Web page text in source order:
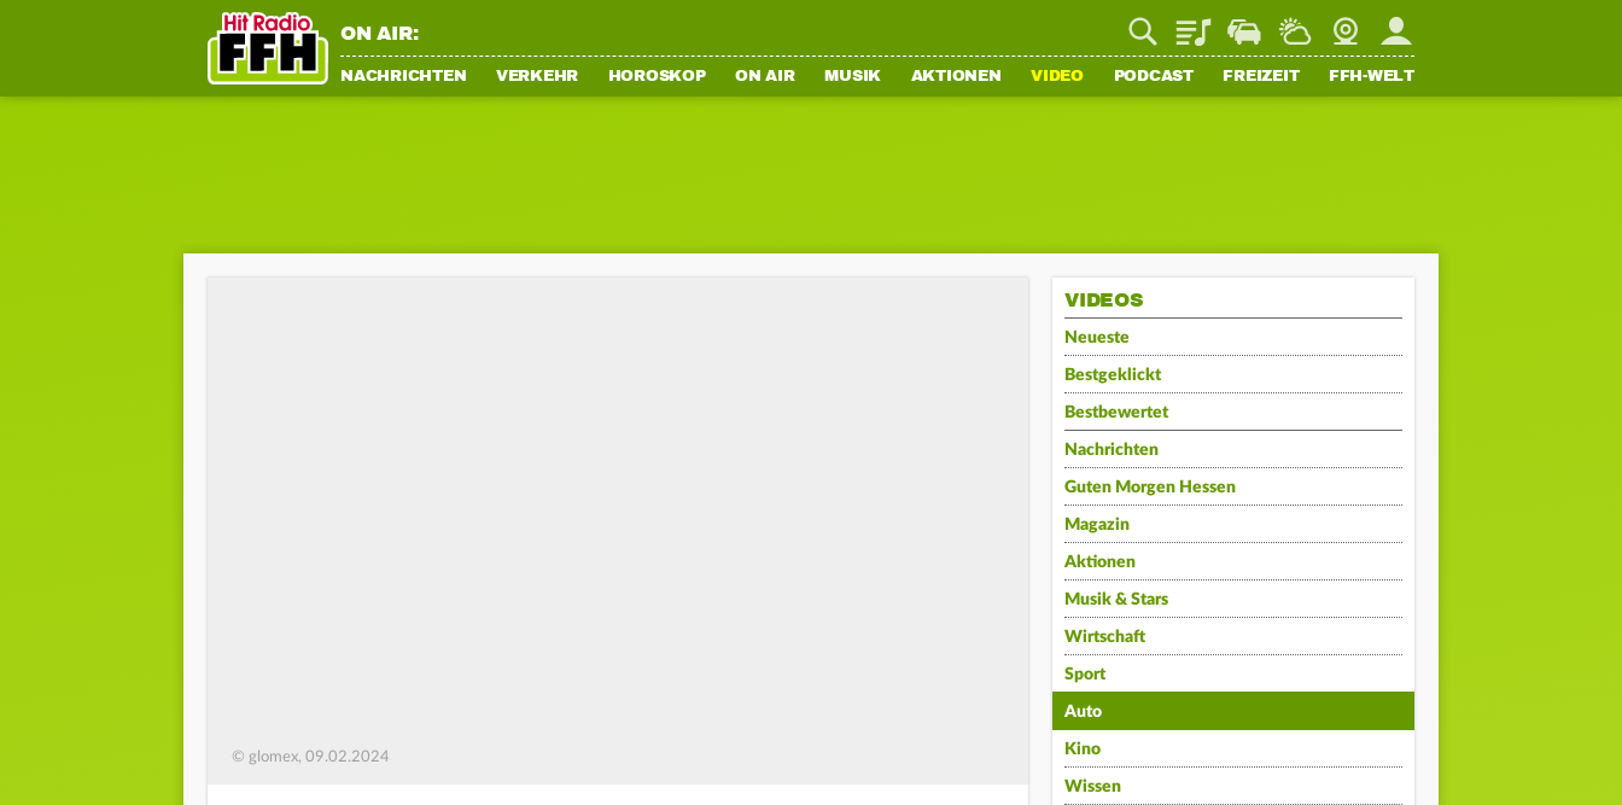
ON AIR: PlaylistStaupilotWetterWebcamMein FFH
NACHRICHTEN VERKEHR HOROSKOP ON AIR MUSIK AKTIONEN VIDEO PODCAST FREIZEIT FFH-WELT
© glomex, 09.02.2024
VIDEOS
Neueste
Bestgeklickt
Bestbewertet
Nachrichten
Guten Morgen Hessen
Magazin
Aktionen
Musik & Stars
Wirtschaft
Sport
Auto
Kino
Wissen